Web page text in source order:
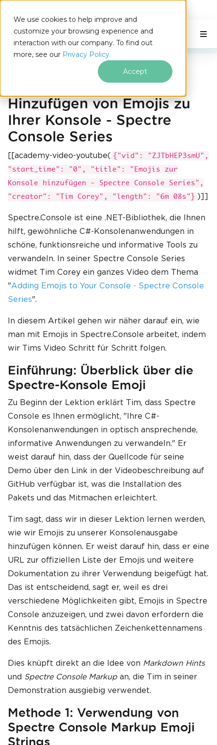
We use cookies to help improve and
customize your browsing experience and
interaction with our company. To find out
more, see our Privacy Policy.
Accept
IRONSOFTWARE
Zum Fußzeileninhalt springen
C# Application
Auf dieser Seite
Emojis für die Spectre-Konsole
Hinzufügen von Emojis zu
Ihrer Konsole - Spectre
Console Series
[[academy-video-youtube( {"vid": "ZJTbHEP3smU",
"start_time": "0", "title": "Emojis zur
Konsole hinzufügen - Spectre Console Series",
"creator": "Tim Corey", "length": "6m 08s"} )]]
Spectre.Console ist eine .NET-Bibliothek, die Ihnen
hilft, gewöhnliche C#-Konsolenanwendungen in
schöne, funktionsreiche und informative Tools zu
verwandeln. In seiner Spectre Console Series
widmet Tim Corey ein ganzes Video dem Thema
"Adding Emojis to Your Console - Spectre Console
Series".
In diesem Artikel gehen wir näher darauf ein, wie
man mit Emojis in Spectre.Console arbeitet, indem
wir Tims Video Schritt für Schritt folgen.
Einführung: Überblick über die
Spectre-Konsole Emoji
Zu Beginn der Lektion erklärt Tim, dass Spectre
Console es Ihnen ermöglicht, "Ihre C#-
Konsolenanwendungen in optisch ansprechende,
informative Anwendungen zu verwandeln." Er
weist darauf hin, dass der Quellcode für seine
Demo über den Link in der Videobeschreibung auf
GitHub verfügbar ist, was die Installation des
Pakets und das Mitmachen erleichtert.
Tim sagt, dass wir in dieser Lektion lernen werden,
wie wir Emojis zu unserer Konsolenausgabe
hinzufügen können. Er weist darauf hin, dass er eine
URL zur offiziellen Liste der Emojis und weitere
Dokumentation zu ihrer Verwendung beigefügt hat.
Das ist entscheidend, sagt er, weil es drei
verschiedene Möglichkeiten gibt, Emojis in Spectre
Console anzuzeigen, und zwei davon erfordern die
Kenntnis des tatsächlichen Zeichenkettennamens
des Emojis.
Dies knüpft direkt an die Idee von Markdown Hints
und Spectre Console Markup an, die Tim in seiner
Demonstration ausgiebig verwendet.
Methode 1: Verwendung von
Spectre Console Markup Emoji
Strings